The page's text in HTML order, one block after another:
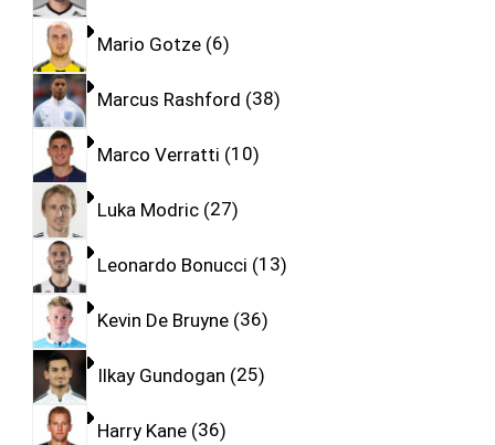
Mario Gotze 6
Marcus Rashford 38
Marco Verratti 10
Luka Modric 27
Leonardo Bonucci 13
Kevin De Bruyne 36
Ilkay Gundogan 25
Harry Kane 36